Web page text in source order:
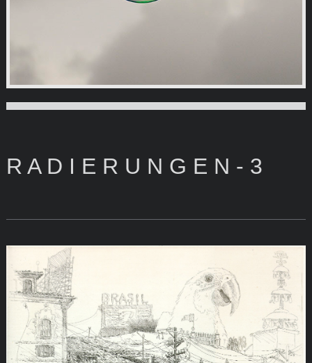
Zeichnungen und Radierungen von VOLKER HEINLE
R A D I E R U N G E N - 3